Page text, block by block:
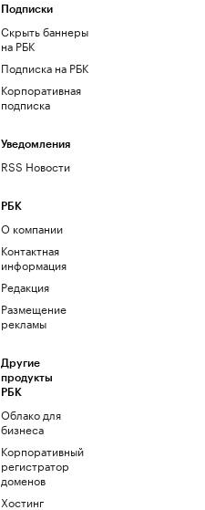
Подписки
Скрыть баннеры
на РБК
Подписка на РБК
Корпоративная
подписка
Уведомления
RSS Новости
РБК
О компании
Контактная
информация
Редакция
Размещение
рекламы
Другие
продукты
РБК
Облако для
бизнеса
Корпоративный
регистратор
доменов
Хостинг